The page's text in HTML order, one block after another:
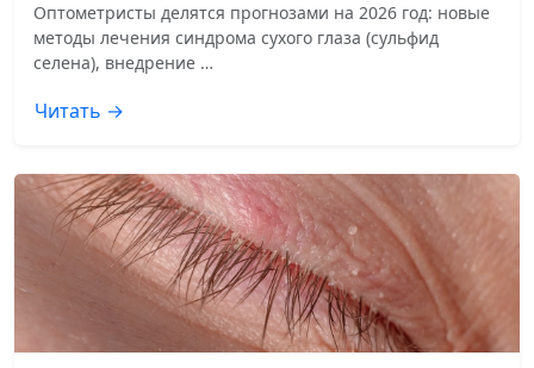
Оптометристы делятся прогнозами на 2026 год: новые
методы лечения синдрома сухого глаза (сульфид
селена), внедрение …
Читать →